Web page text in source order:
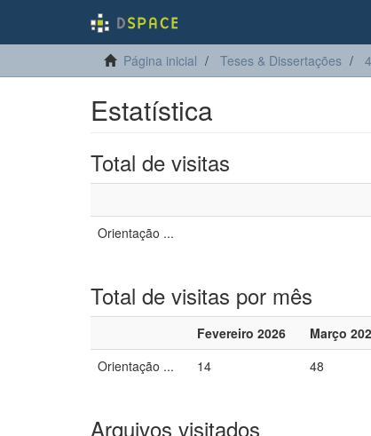
Página inicial Teses & Dissertações
Estatística
Total de visitas
Orientação ...
Total de visitas por mês
Fevereiro 2026 Março
Orientação ...
14 48
Arquivos visitados